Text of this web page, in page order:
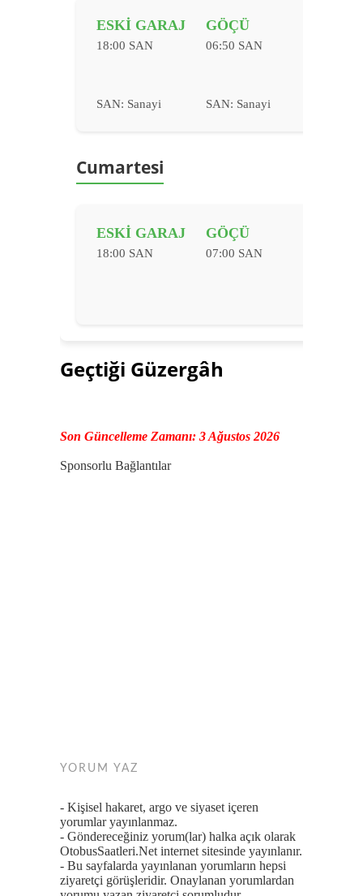
ESKİ GARAJ
18:00 SAN
SAN: Sanayi
GÖÇÜ
06:50 SAN
SAN: Sanayi
Cumartesi
ESKİ GARAJ
18:00 SAN
GÖÇÜ
07:00 SAN
Geçtiği Güzergâh
Son Güncelleme Zamanı: 3 Ağustos 2026
Sponsorlu Bağlantılar
YORUM YAZ
- Kişisel hakaret, argo ve siyaset içeren
yorumlar yayınlanmaz.
- Göndereceğiniz yorum(lar) halka açık olarak
OtobusSaatleri.Net internet sitesinde yayınlanır.
- Bu sayfalarda yayınlanan yorumların hepsi
ziyaretçi görüşleridir. Onaylanan yorumlardan